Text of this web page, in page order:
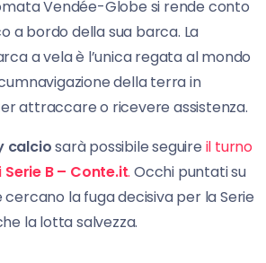
Vendée-Globe si rende conto
a bordo della sua barca. La
a vela è l’unica regata al mondo
della terra in
attraccare o ricevere assistenza.
calciosarà possibile seguire il turno
Serie B – Conte.it. Occhi puntati su
la fuga decisiva per la Serie
la lotta salvezza.